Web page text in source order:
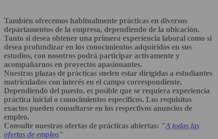
También ofrecemos habitualmente prácticas en diversos
departamentos de la empresa, dependiendo de la ubicación.
Tanto si desea obtener una primera experiencia laboral como si
desea profundizar en los conocimientos adquiridos en sus
estudios, con nosotros podrá participar activamente y
acompañarnos en proyectos apasionantes.
Nuestras plazas de prácticas suelen estar dirigidas a estudiantes
matriculados con interés en el campo correspondiente.
Dependiendo del puesto, es posible que se requiera experiencia
práctica inicial o conocimientos específicos. Los requisitos
exactos pueden consultarse en los respectivos anuncios de
empleo.
Consulte nuestras ofertas de prácticas abiertas: "A todas las
ofertas de empleo"